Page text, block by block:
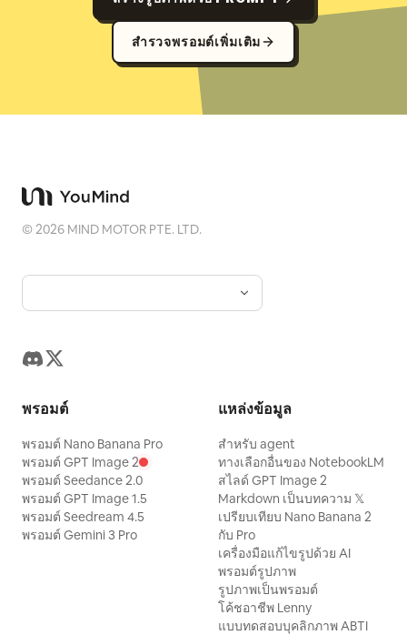
สำรวจพรอมต์เพิ่มเติม
©2026 MIND MOTOR PTE. LTD.
พรอมต์
พรอมต์ Nano Banana Pro
พรอมต์ GPT Image 2
พรอมต์ Seedance 2.0
พรอมต์ GPT Image 1.5
พรอมต์ Seedream 4.5
พรอมต์ Gemini 3 Pro
แหล่งข้อมูล
สำหรับ agent
ทางเลือกอื่นของ NotebookLM
สไลด์ GPT Image 2
Markdown เป็นบทความ 𝕏
เปรียบเทียบ Nano Banana 2
กับ Pro
เครื่องมือแก้ไขรูปด้วย AI
พรอมต์รูปภาพ
รูปภาพเป็นพรอมต์
โค้ชอาชีพ Lenny
แบบทดสอบบุคลิกภาพ ABTI